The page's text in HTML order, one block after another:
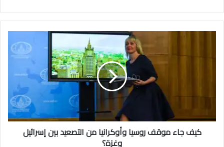
كيف جاء موقف روسيا وأوكرانيا من التصعيد بين إسرائيل
وغزة؟